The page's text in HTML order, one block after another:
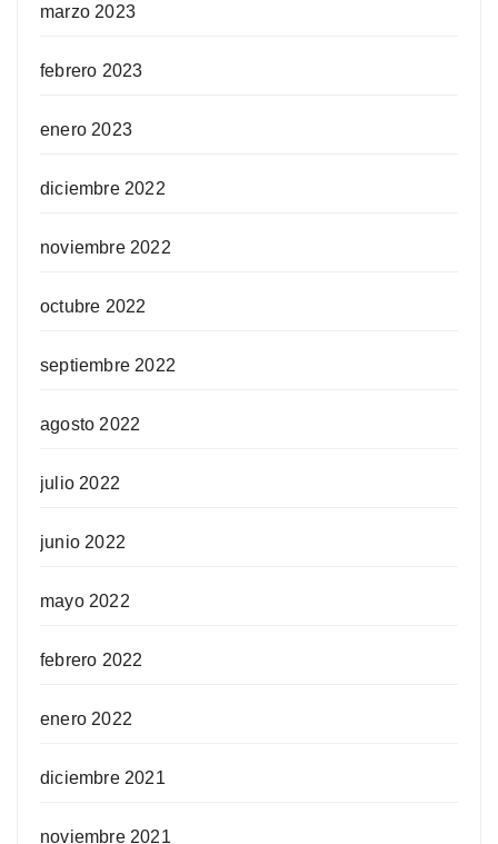
marzo 2023
febrero 2023
enero 2023
diciembre 2022
noviembre 2022
octubre 2022
septiembre 2022
agosto 2022
julio 2022
junio 2022
mayo 2022
febrero 2022
enero 2022
diciembre 2021
noviembre 2021